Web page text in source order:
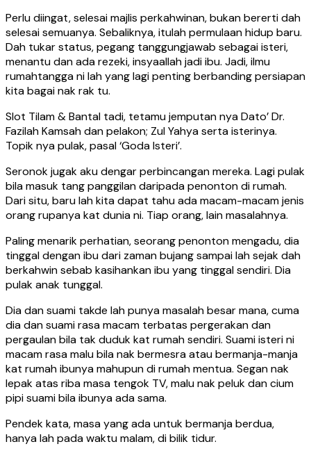
Perlu diingat, selesai majlis perkahwinan, bukan bererti dah
selesai semuanya. Sebaliknya, itulah permulaan hidup baru.
Dah tukar status, pegang tanggungjawab sebagai isteri,
menantu dan ada rezeki, insyaallah jadi ibu. Jadi, ilmu
rumahtangga ni lah yang lagi penting berbanding persiapan
kita bagai nak rak tu.
Slot Tilam & Bantal tadi, tetamu jemputan nya Dato’ Dr.
Fazilah Kamsah dan pelakon; Zul Yahya serta isterinya.
Topik nya pulak, pasal ‘Goda Isteri’.
Seronok jugak aku dengar perbincangan mereka. Lagi pulak
bila masuk tang panggilan daripada penonton di rumah.
Dari situ, baru lah kita dapat tahu ada macam-macam jenis
orang rupanya kat dunia ni. Tiap orang, lain masalahnya.
Paling menarik perhatian, seorang penonton mengadu, dia
tinggal dengan ibu dari zaman bujang sampai lah sejak dah
berkahwin sebab kasihankan ibu yang tinggal sendiri. Dia
pulak anak tunggal.
Dia dan suami takde lah punya masalah besar mana, cuma
dia dan suami rasa macam terbatas pergerakan dan
pergaulan bila tak duduk kat rumah sendiri. Suami isteri ni
macam rasa malu bila nak bermesra atau bermanja-manja
kat rumah ibunya mahupun di rumah mentua. Segan nak
lepak atas riba masa tengok TV, malu nak peluk dan cium
pipi suami bila ibunya ada sama.
Pendek kata, masa yang ada untuk bermanja berdua,
hanya lah pada waktu malam, di bilik tidur.